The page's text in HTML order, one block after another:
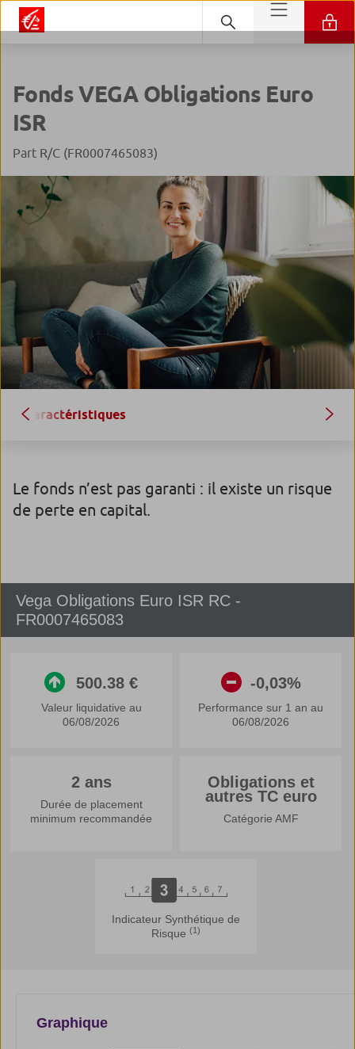
Fonds VEGA Obligations Euro
ISR
Part R/C (FR0007465083)
Caractéristiques
Le fonds n’est pas garanti : il existe un risque
de perte en capital.